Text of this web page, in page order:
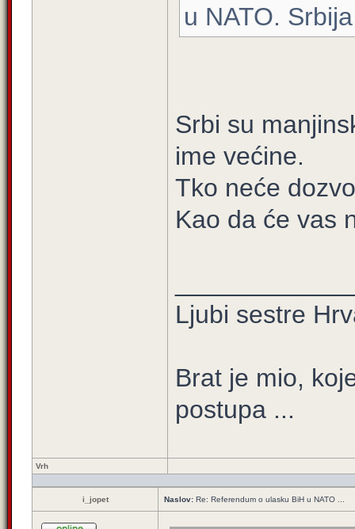
u NATO.
Srbi su
ime većine.
Tko neće
Kao da će vas
Ljubi sestre
Brat je mio,
postupa ...
Vrh
i_jopet Naslov: Re: Referendum o ulasku BiH u NATO ...